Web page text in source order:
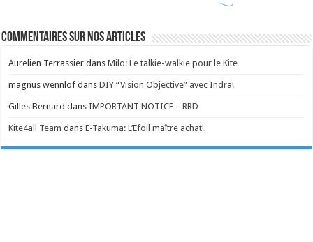
Commentaires sur nos articles
Aurelien Terrassier dansMilo: Le talkie-walkie pour le Kite
magnus wennlof dansDIY “Vision Objective” avec Indra!
Gilles Bernard dansIMPORTANT NOTICE – RRD
Kite4all Team dansE-Takuma: L’Efoil maître achat!